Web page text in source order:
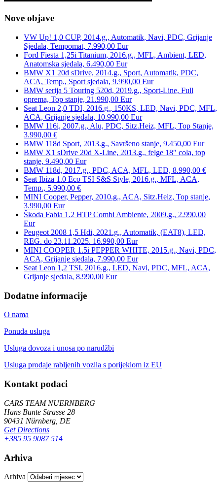
Nove objave
VW Up! 1,0 CUP, 2014.g., Automatik, Navi, PDC, Grijanje
Sjedala, Tempomat, 7.990,00 Eur
Ford Fiesta 1,25i Titanium, 2016.g., MFL, Ambient, LED,
Anatomska sjedala, 6.490,00 Eur
BMW X1 20d sDrive, 2014.g., Sport, Automatik, PDC,
ACA, Temp., Sport sjedala, 9.990,00 Eur
BMW serija 5 Touring 520d, 2019.g., Sport-Line, Full
oprema, Top stanje, 21.990,00 Eur
Seat Leon 2,0 TDI, 2016.g., 150KS, LED, Navi, PDC, MFL,
ACA, Grijanje sjedala, 10.990,00 Eur
BMW 116i, 2007.g., Alu, PDC, Sitz.Heiz, MFL, Top Stanje,
3.990,00 €
BMW 118d Sport, 2013.g., Savršeno stanje, 9.450,00 Eur
BMW X1 sDrive 20d X-Line, 2013.g., felge 18″ cola, top
stanje, 9.490,00 Eur
BMW 118d, 2017.g., PDC, ACA, MFL, LED, 8.990,00 €
Seat Ibiza 1.0 Eco TSI S&S Style, 2016.g., MFL, ACA,
Temp., 5.990,00 €
MINI Cooper, Pepper, 2010.g., ACA, Sitz.Heiz, Top stanje,
3.990,00 Eur
Škoda Fabia 1.2 HTP Combi Ambiente, 2009.g., 2.990,00
Eur
Peugeot 2008 1,5 Hdi, 2021.g., Automatik, (EAT8), LED,
REG. do 23.11.2025. 16.990,00 Eur
MINI COOPER 1.5i PEPPER WHITE, 2015.g., Navi, PDC,
ACA, Grijanje sjedala, 7.990,00 Eur
Seat Leon 1,2 TSI, 2016.g., LED, Navi, PDC, MFL, ACA,
Grijanje sjedala, 8.990,00 Eur
Dodatne informacije
O nama
Ponuda usluga
Usluga dovoza i unosa po narudžbi
Usluga prodaje rabljenih vozila s porijeklom iz EU
Kontakt podaci
CARS TEAM NUERNBERG
Hans Bunte Strasse 28
90431 Nürnberg, DE
Get Directions
+385 95 9087 514
Arhiva
Arhiva